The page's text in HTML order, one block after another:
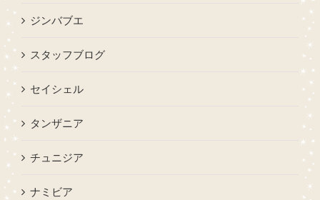
ジンバブエ
スタッフブログ
セイシェル
タンザニア
チュニジア
ナミビア